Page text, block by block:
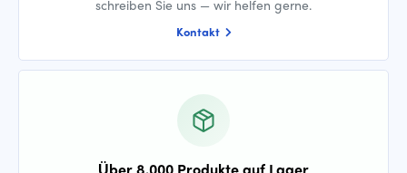
schreiben Sie uns — wir helfen gerne.
Kontakt